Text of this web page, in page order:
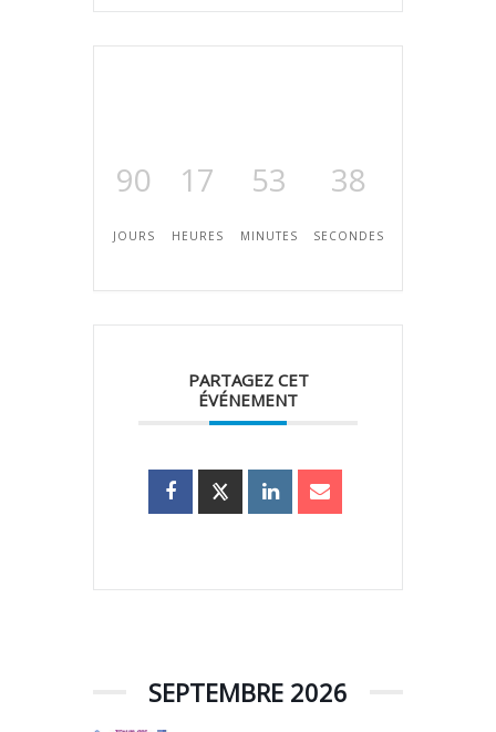
90
JOURS
17
HEURES
53
MINUTES
37
SECONDES
PARTAGEZ CET
ÉVÉNEMENT
SEPTEMBRE 2026